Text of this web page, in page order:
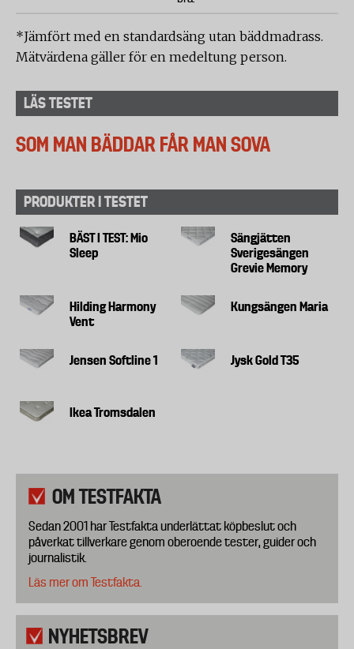
*Jämfört med en standardsäng utan bäddmadrass.
Mätvärdena gäller för en medeltung person.
LÄS TESTET
SOM MAN BÄDDAR FÅR MAN SOVA
PRODUKTER I TESTET
BÄST I TEST: Mio
Sleep
Sängjätten
Sverigesängen
Grevie Memory
Hilding Harmony
Vent
Kungsängen Maria
Jensen Softline 1 Jysk Gold T35
Ikea Tromsdalen
OM TESTFAKTA
Sedan 2001 har Testfakta underlättat köpbeslut och
påverkat tillverkare genom oberoende tester, guider och
journalistik.
Läs mer om Testfakta.
NYHETSBREV